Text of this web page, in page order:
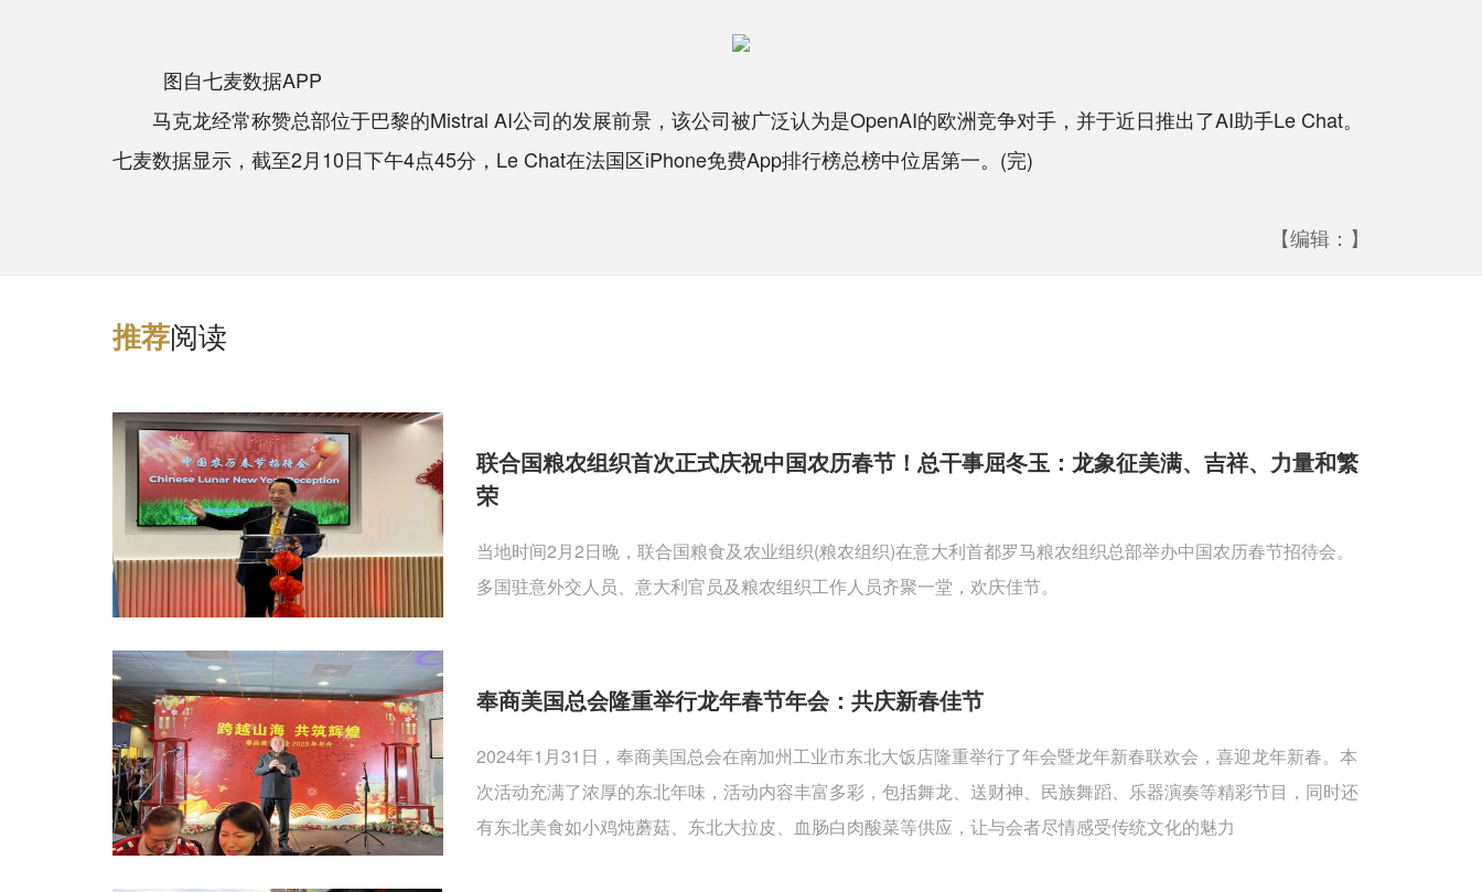
图自七麦数据APP
马克龙经常称赞总部位于巴黎的Mistral AI公司的发展前景，该公司被广泛认为是OpenAI的欧洲竞争对手，并于近日推出了AI助手Le Chat。
七麦数据显示，截至2月10日下午4点45分，Le Chat在法国区iPhone免费App排行榜总榜中位居第一。(完)
【编辑：】
推荐阅读
联合国粮农组织首次正式庆祝中国农历春节！总干事屈冬玉：龙象征美满、吉祥、力量和繁
荣
当地时间2月2日晚，联合国粮食及农业组织(粮农组织)在意大利首都罗马粮农组织总部举办中国农历春节招待会。
多国驻意外交人员、意大利官员及粮农组织工作人员齐聚一堂，欢庆佳节。
奉商美国总会隆重举行龙年春节年会：共庆新春佳节
2024年1月31日，奉商美国总会在南加州工业市东北大饭店隆重举行了年会暨龙年新春联欢会，喜迎龙年新春。本
次活动充满了浓厚的东北年味，活动内容丰富多彩，包括舞龙、送财神、民族舞蹈、乐器演奏等精彩节目，同时还
有东北美食如小鸡炖蘑菇、东北大拉皮、血肠白肉酸菜等供应，让与会者尽情感受传统文化的魅力